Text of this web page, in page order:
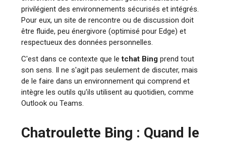
privilégient des environnements sécurisés et intégrés.
Pour eux, un site de rencontre ou de discussion doit
être fluide, peu énergivore (optimisé pour Edge) et
respectueux des données personnelles.
C'est dans ce contexte que letchat Bing prend tout
son sens. Il ne s'agit pas seulement de discuter, mais
de le faire dans un environnement qui comprend et
intègre les outils qu'ils utilisent au quotidien, comme
Outlook ou Teams.
Chatroulette Bing : Quand le